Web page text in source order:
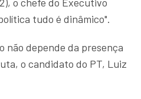
tudo é dinâmico".
não depende da presença
o candidato do PT, Luiz